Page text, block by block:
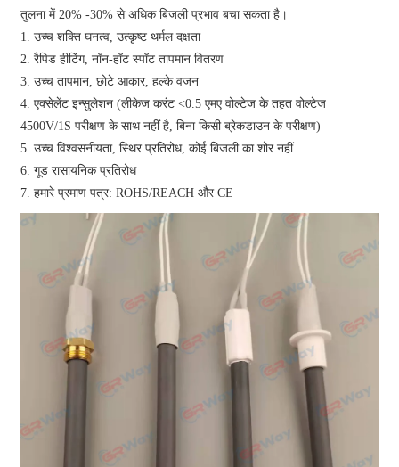
तुलना में 20% -30% से अधिक बिजली प्रभाव बचा सकता है।
1. उच्च शक्ति घनत्व, उत्कृष्ट थर्मल दक्षता
2. रैपिड हीटिंग, नॉन-हॉट स्पॉट तापमान वितरण
3. उच्च तापमान, छोटे आकार, हल्के वजन
4. एक्सेलेंट इन्सुलेशन (लीकेज करंट <0.5 एमए वोल्टेज के तहत वोल्टेज
4500V/1S परीक्षण के साथ नहीं है, बिना किसी ब्रेकडाउन के परीक्षण)
5. उच्च विश्वसनीयता, स्थिर प्रतिरोध, कोई बिजली का शोर नहीं
6. गूड रासायनिक प्रतिरोध
7. हमारे प्रमाण पत्र: ROHS/REACH और CE